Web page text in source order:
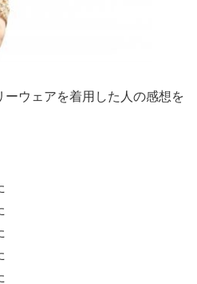
ーウェアを着用した人の感想を